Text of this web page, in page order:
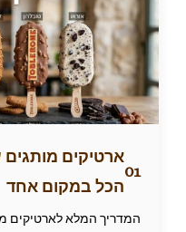
ארטיקים
הכל במקום אחד
המדריך המלא לארטיקים